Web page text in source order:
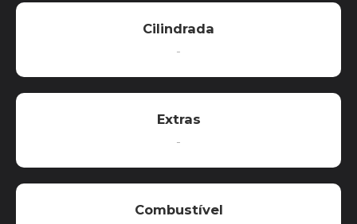
Cilindrada
-
Extras
-
Combustível